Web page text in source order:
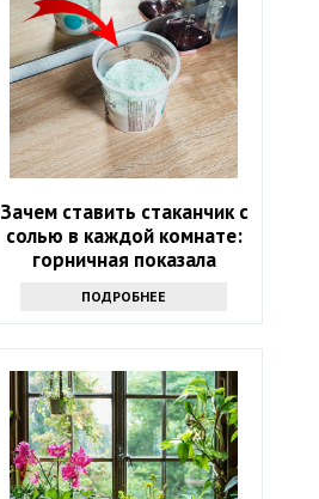
Зачем ставить стаканчик с
солью в каждой комнате:
горничная показала
ПОДРОБНЕЕ